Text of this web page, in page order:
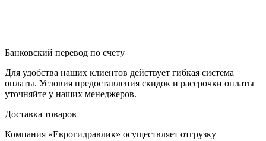
Банковский перевод по счету
Для удобства наших клиентов действует гибкая система
оплаты. Условия предоставления скидок и рассрочки оплаты
уточняйте у наших менеджеров.
Доставка товаров
Компания «Еврогидравлик» осуществляет отгрузку